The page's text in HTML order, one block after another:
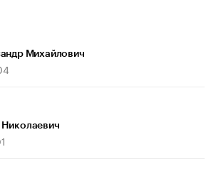
Михайлович